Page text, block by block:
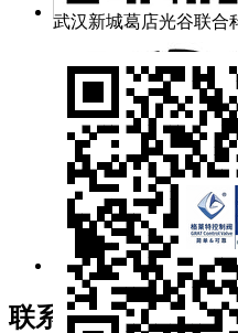
武汉新城葛店光谷联合
联系我们